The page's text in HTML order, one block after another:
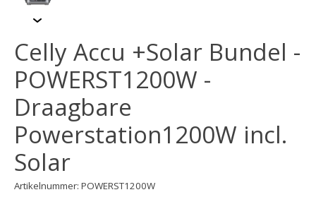
Celly Accu +Solar Bundel -
POWERST1200W -
Draagbare
Powerstation1200W incl.
Solar
Artikelnummer: POWERST1200W